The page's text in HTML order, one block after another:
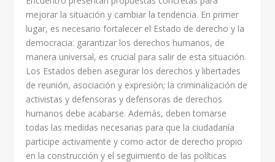
mejorar la situación y cambiar la tendencia. En primer
lugar, es necesario fortalecer el Estado de derecho y la
democracia: garantizar los derechos humanos, de
manera universal, es crucial para salir de esta situación.
Los Estados deben asegurar los derechos y libertades
de reunión, asociación y expresión; la criminalización de
activistas y defensoras y defensoras de derechos
humanos debe acabarse. Además, deben tomarse
todas las medidas necesarias para que la ciudadanía
participe activamente y como actor de derecho propio
en la construcción y el seguimiento de las políticas